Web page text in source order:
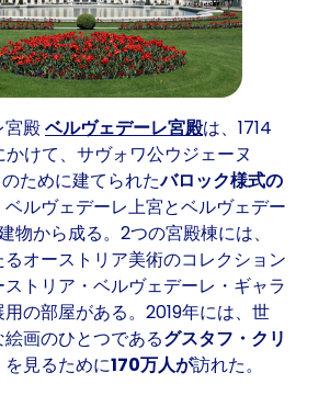
宮殿ベルヴェデーレ宮殿は、1714
かけて、サヴォワ公ウジェーヌ
のために建てられたバロック様式の
ベルヴェデーレ上宮とベルヴェデー
物から成る。2つの宮殿棟には、
オーストリア美術のコレクション
トリア・ベルヴェデーレ・ギャラ
の部屋がある。2019年には、世
画のひとつであるグスタフ・クリ
を見るために170万人が訪れた。